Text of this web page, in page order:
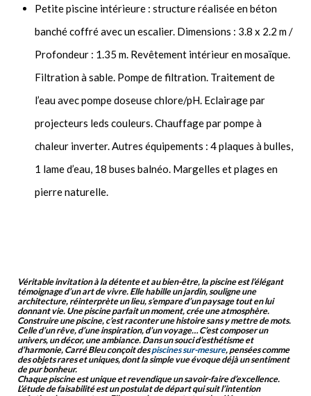
Petite piscine intérieure : structure réalisée en béton
banché coffré avec un escalier. Dimensions : 3.8 x 2.2 m /
Profondeur : 1.35 m. Revêtement intérieur en mosaïque.
Filtration à sable. Pompe de filtration. Traitement de
l’eau avec pompe doseuse chlore/pH. Eclairage par
projecteurs leds couleurs. Chauffage par pompe à
chaleur inverter. Autres équipements : 4 plaques à bulles,
1 lame d’eau, 18 buses balnéo. Margelles et plages en
pierre naturelle.
Véritable invitation à la détente et au bien-être, la piscine est l’élégant
témoignage d’un art de vivre. Elle habille un jardin, souligne une
architecture, réinterprète un lieu, s’empare d’un paysage tout en lui
donnant vie. Une piscine parfait un moment, crée une atmosphère.
Construire une piscine, c’est raconter une histoire sans y mettre de mots.
Celle d’un rêve, d’une inspiration, d’un voyage… C’est composer un
univers, un décor, une ambiance. Dans un souci d’esthétisme et
d’harmonie, Carré Bleu conçoit despiscines sur-mesure, pensées comme
des objets rares et uniques, dont la simple vue évoque déjà un sentiment
de pur bonheur.
Chaque piscine est unique et revendique un savoir-faire d’excellence.
L’étude de faisabilité est un postulat de départ qui suit l’intention